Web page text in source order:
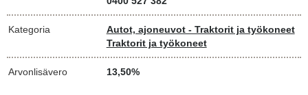
Kategoria
Autot, ajoneuvot - Traktorit ja työkoneet
Traktorit ja työkoneet
Arvonlisävero 13,50%